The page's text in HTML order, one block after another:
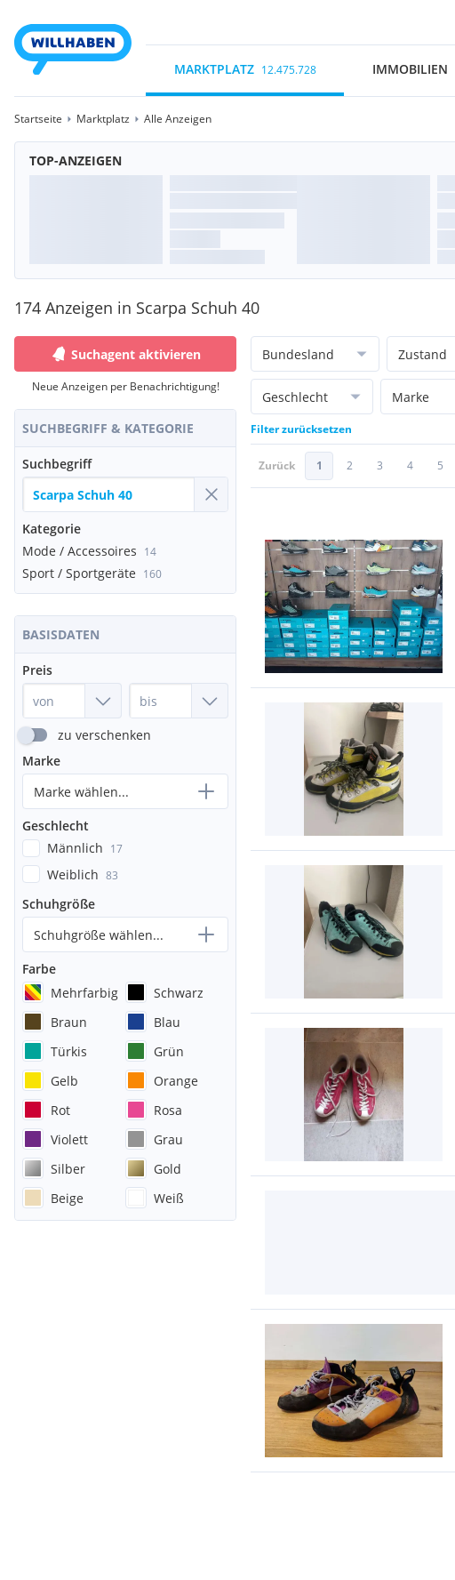
MARKTPLATZ 12.475.728 IMMOBILIEN
Startseite Marktplatz Alle Anzeigen
TOP-ANZEIGEN
174 Anzeigen in Scarpa Schuh 40
Suchagent aktivieren
Neue Anzeigen per Benachrichtigung!
SUCHBEGRIFF & KATEGORIE
Suchbegriff
Kategorie
Mode / Accessoires 14
Sport / Sportgeräte 160
BASISDATEN
Preis
zu verschenken
Marke
Marke wählen...
Geschlecht
Männlich 17
Weiblich 83
Schuhgröße
Schuhgröße wählen...
Farbe
Mehrfarbig
Schwarz
Braun
Blau
Türkis
Grün
Gelb
Orange
Rot
Rosa
Violett
Grau
Silber
Gold
Beige
Weiß
Bundesland Zustand
Geschlecht Marke
Filter zurücksetzen
Zurück 1 2 3 4 5